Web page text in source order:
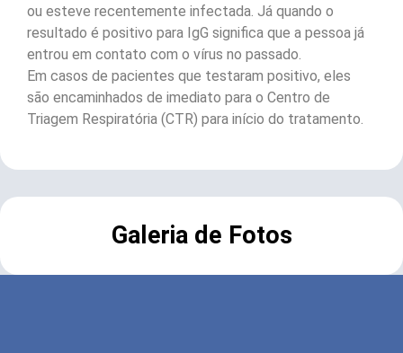
ou esteve recentemente infectada. Já quando o
resultado é positivo para IgG significa que a pessoa já
entrou em contato com o vírus no passado.
Em casos de pacientes que testaram positivo, eles
são encaminhados de imediato para o Centro de
Triagem Respiratória (CTR) para início do tratamento.
Galeria de Fotos